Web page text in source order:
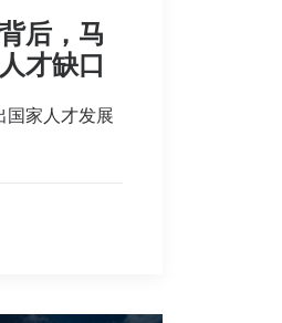
后，马
才缺口
国家人才发展